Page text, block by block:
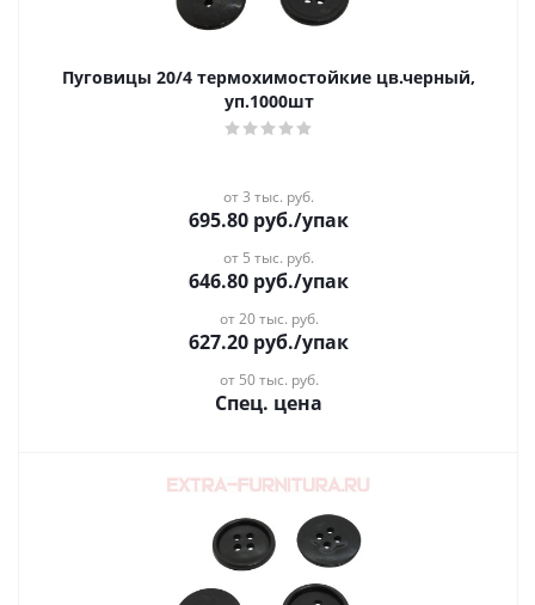
Пуговицы 20/4 термохимостойкие цв.черный,
уп.1000шт
от 3 тыс. руб.
695.80 руб./упак
от 5 тыс. руб.
646.80 руб./упак
от 20 тыс. руб.
627.20 руб./упак
от 50 тыс. руб.
Спец. цена